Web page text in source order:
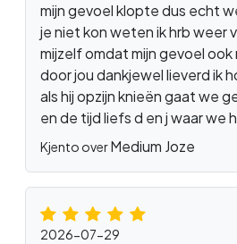
mijn gevoel klopte dus echt
je niet kon weten ik hrb weer
mijzelf omdat mijn gevoel
door jou dankjewel lieverd ik
als hij opzijn knieën gaat we
en de tijd liefs d en j waar we
Kjento overMedium Joze
2026-07-29